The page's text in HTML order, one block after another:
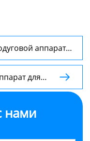
аппарат
серии HF
для

нами